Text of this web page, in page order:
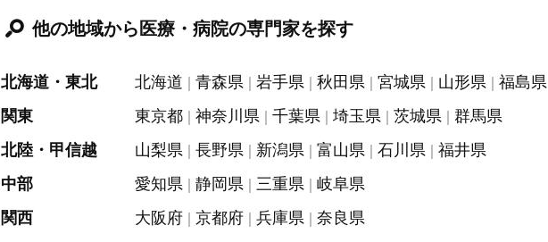
他の地域から医療・病院の専門家を探す
北海道・東北 北海道 青森県 岩手県 秋田県 宮城県 山形県
福島県
関東
東京都 神奈川県 千葉県 埼玉県 茨城県
群馬県
北陸・甲信越
山梨県 長野県 新潟県 富山県 石川県
福井県
中部
愛知県 静岡県 三重県
岐阜県
関西
大阪府 京都府 兵庫県
奈良県